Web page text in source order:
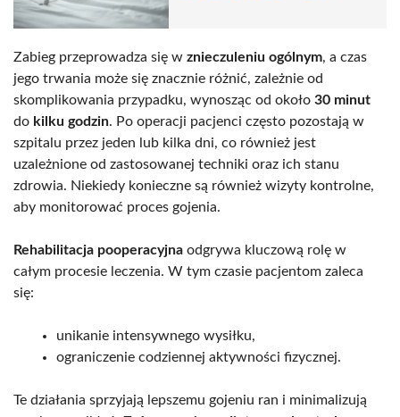
Zabieg przeprowadza się w znieczuleniu ogólnym, a czas
jego trwania może się znacznie różnić, zależnie od
skomplikowania przypadku, wynosząc od około 30 minut
do kilku godzin. Po operacji pacjenci często pozostają w
szpitalu przez jeden lub kilka dni, co również jest
uzależnione od zastosowanej techniki oraz ich stanu
zdrowia. Niekiedy konieczne są również wizyty kontrolne,
aby monitorować proces gojenia.
Rehabilitacja pooperacyjna odgrywa kluczową rolę w
całym procesie leczenia. W tym czasie pacjentom zaleca
się:
unikanie intensywnego wysiłku,
ograniczenie codziennej aktywności fizycznej.
Te działania sprzyjają lepszemu gojeniu ran i minimalizują